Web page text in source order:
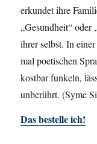
erkundet ihre
„Gesundheit“ oder
ihrer selbst. In
mal poetischen
kostbar funkeln,
unberührt. (Syme
Das bestelle ich!